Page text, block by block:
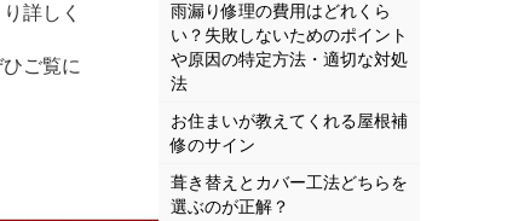
詳しく
ご覧に
雨漏り修理の費用はどれくら
い？失敗しないためのポイント
や原因の特定方法・適切な対処
法
お住まいが教えてくれる屋根補
修のサイン
葺き替えとカバー工法どちらを
選ぶのが正解？